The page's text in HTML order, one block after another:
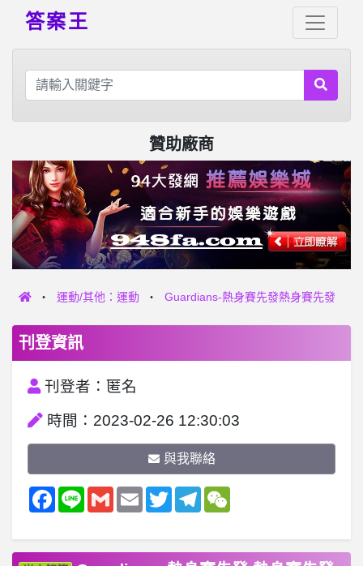
答案王
贊助廠商
運動/其他：運動 Guardians-熱身賽先發熱身賽先發
刊登資訊
刊登者：匿名
時間：2023-02-26 12:30:03
與我聯絡
Facebook
Line GmailEmail TwitterTelegramWeChat